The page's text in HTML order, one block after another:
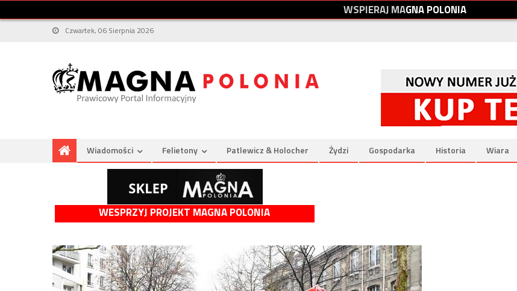
WSPIERAJMAGNAPOLONIA
Czwartek, 06 Sierpnia 2026
Wiadomości Felietony Patlewicz & Holocher Żydzi Gospodarka Historia Wiara
WESPRZYJ PROJEKT MAGNA POLONIA